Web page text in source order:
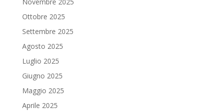
Novembre 2025
Ottobre 2025
Settembre 2025
Agosto 2025
Luglio 2025
Giugno 2025
Maggio 2025
Aprile 2025